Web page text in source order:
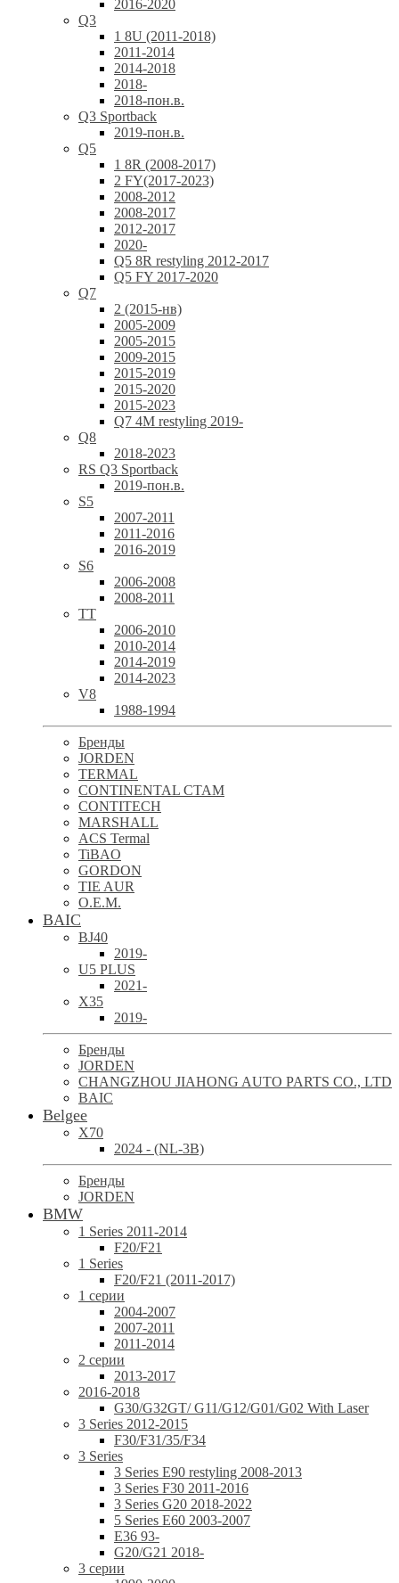
2016-2020
Q3
1 8U (2011-2018)
2011-2014
2014-2018
2018-
2018-пон.в.
Q3 Sportback
2019-пон.в.
Q5
1 8R (2008-2017)
2 FY(2017-2023)
2008-2012
2008-2017
2012-2017
2020-
Q5 8R restyling 2012-2017
Q5 FY 2017-2020
Q7
2 (2015-нв)
2005-2009
2005-2015
2009-2015
2015-2019
2015-2020
2015-2023
Q7 4M restyling 2019-
Q8
2018-2023
RS Q3 Sportback
2019-пон.в.
S5
2007-2011
2011-2016
2016-2019
S6
2006-2008
2008-2011
TT
2006-2010
2010-2014
2014-2019
2014-2023
V8
1988-1994
Бренды
JORDEN
TERMAL
CONTINENTAL CTAM
CONTITECH
MARSHALL
ACS Termal
TiBAO
GORDON
TIE AUR
O.E.M.
BAIC
BJ40
2019-
U5 PLUS
2021-
X35
2019-
Бренды
JORDEN
CHANGZHOU JIAHONG AUTO PARTS CO., LTD
BAIC
Belgee
X70
2024 - (NL-3B)
Бренды
JORDEN
BMW
1 Series 2011-2014
F20/F21
1 Series
F20/F21 (2011-2017)
1 серии
2004-2007
2007-2011
2011-2014
2 серии
2013-2017
2016-2018
G30/G32GT/ G11/G12/G01/G02 With Laser
3 Series 2012-2015
F30/F31/35/F34
3 Series
3 Series E90 restyling 2008-2013
3 Series F30 2011-2016
3 Series G20 2018-2022
5 Series E60 2003-2007
E36 93-
G20/G21 2018-
3 серии